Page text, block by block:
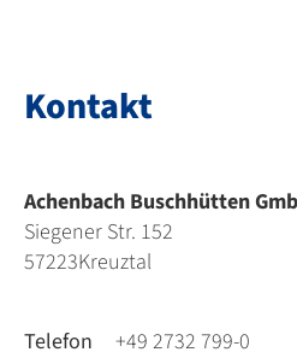
Kontakt
Achenbach Buschhütten
Siegener Str. 152
57223Kreuztal
Telefon
+49 2732 799-0